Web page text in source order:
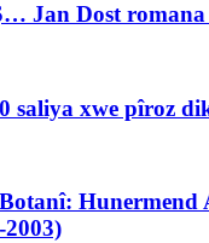
Jan Dost romana
saliya xwe pîroz
Hunermend
2003)